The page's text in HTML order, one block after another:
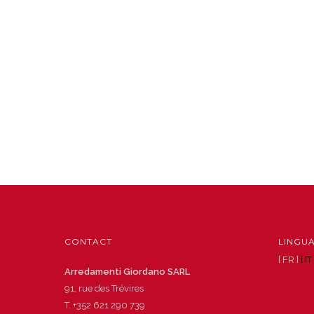
CONTACT
Arredamenti Giordano SARL
91, rue des Trévires
T. +352 621 290 739
LINGUA
[ FR ] [ IT ]